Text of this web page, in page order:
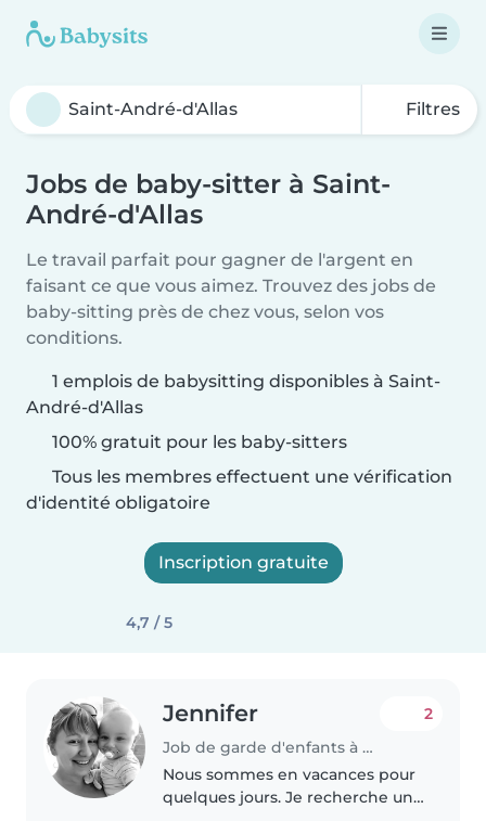
Filtres
Jobs de baby-sitter à Saint-
André-d'Allas
Le travail parfait pour gagner de l'argent en
faisant ce que vous aimez. Trouvez des jobs de
baby-sitting près de chez vous, selon vos
conditions.
1 emplois de babysitting disponibles à Saint-
André-d'Allas
100% gratuit pour les baby-sitters
Tous les membres effectuent une vérification
d'identité obligatoire
Inscription gratuite
4,7 / 5
Jennifer
Job de garde d'enfants à Saint-André-d'Allas
2
Nous sommes en vacances pour
quelques jours. Je recherche une